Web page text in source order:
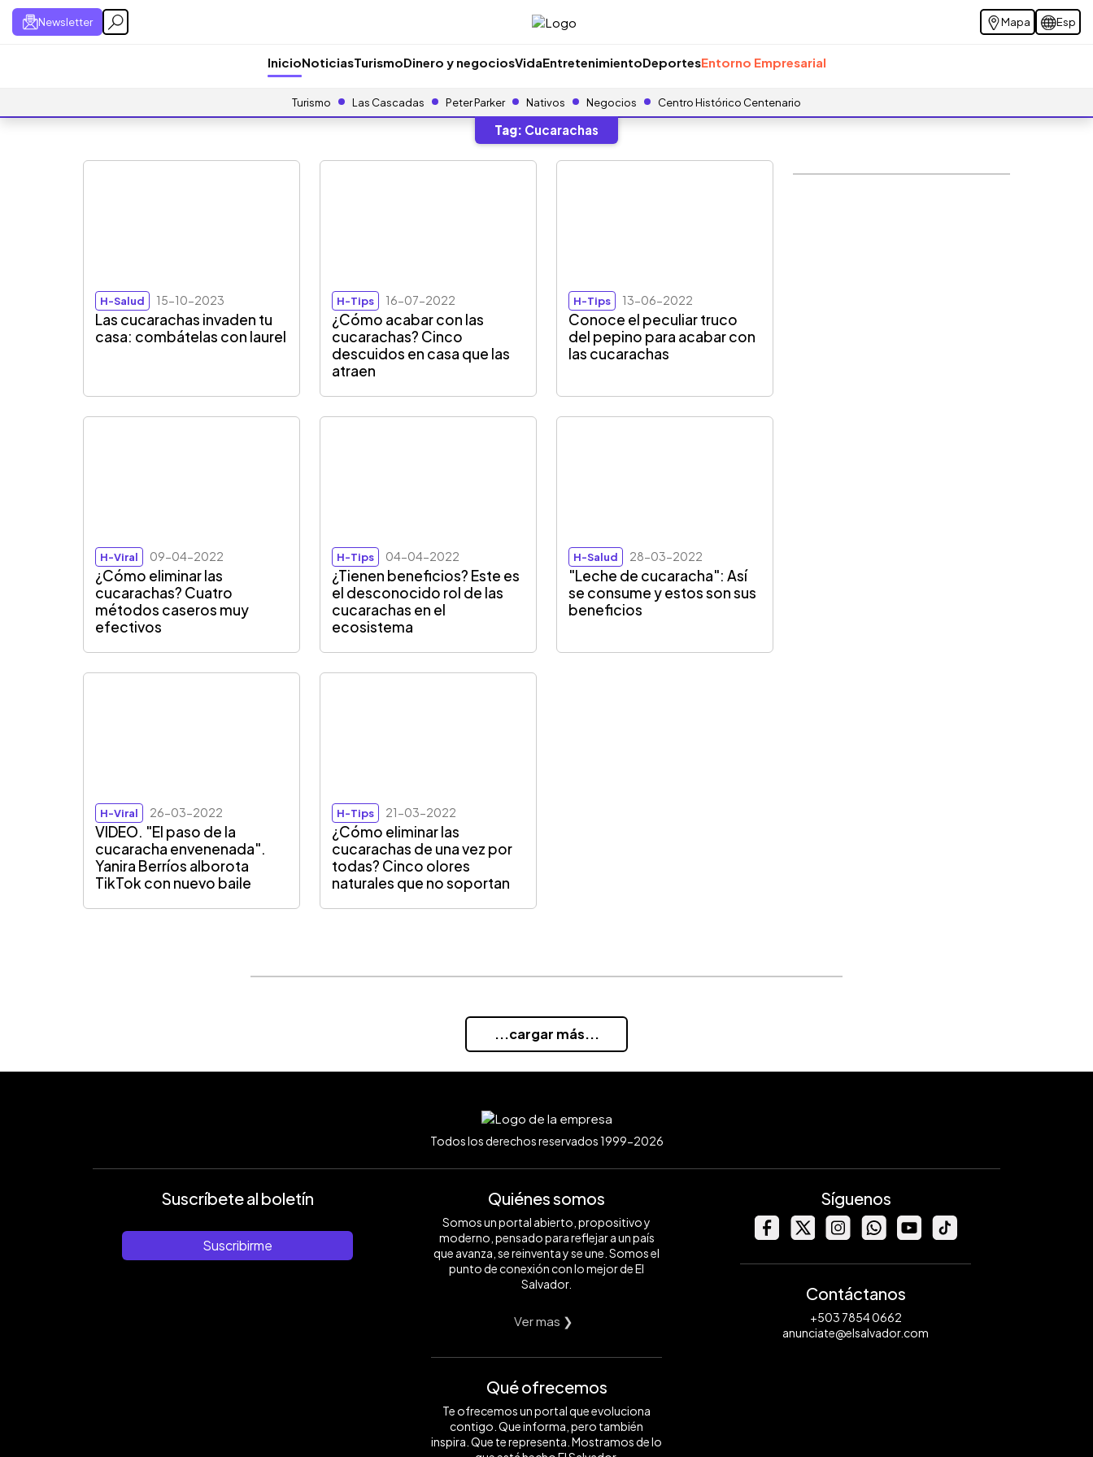
Newsletter Mapa Esp
InicioNoticiasTurismoDinero y negociosVidaEntretenimientoDeportesEntorno Empresarial
Turismo Las Cascadas Peter Parker Nativos Negocios Centro Histórico Centenario
Tag: Cucarachas
H-Salud 15-10-2023
Las cucarachas invaden tu
casa: combátelas con laurel
H-Tips 16-07-2022
¿Cómo acabar con las
cucarachas? Cinco
descuidos en casa que las
atraen
H-Tips 13-06-2022
Conoce el peculiar truco
del pepino para acabar con
las cucarachas
H-Viral 09-04-2022
¿Cómo eliminar las
cucarachas? Cuatro
métodos caseros muy
efectivos
H-Tips 04-04-2022
¿Tienen beneficios? Este es
el desconocido rol de las
cucarachas en el
ecosistema
H-Salud 28-03-2022
"Leche de cucaracha": Así
se consume y estos son sus
beneficios
H-Viral 26-03-2022
VIDEO. "El paso de la
cucaracha envenenada".
Yanira Berríos alborota
TikTok con nuevo baile
H-Tips 21-03-2022
¿Cómo eliminar las
cucarachas de una vez por
todas? Cinco olores
naturales que no soportan
...cargar más...
Todos los derechos reservados 1999-2026
Suscríbete al boletín
Suscribirme
Quiénes somos
Somos un portal abierto, propositivo y
moderno, pensado para reflejar a un país
que avanza, se reinventa y se une. Somos el
punto de conexión con lo mejor de El
Salvador.
Ver mas ❯
Qué ofrecemos
Te ofrecemos un portal que evoluciona
contigo. Que informa, pero también
inspira. Que te representa. Mostramos de lo
Síguenos
Contáctanos
+503 7854 0662
anunciate@elsalvador.com